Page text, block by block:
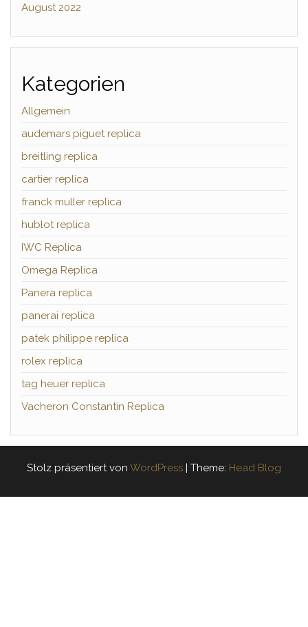
August 2022
Kategorien
Allgemein
audemars piguet replica
breitling replica
cartier replica
franck muller replica
hublot replica
IWC Replica
Omega Replica
Panera replica
panerai replica
patek philippe replica
rolex replica
tag heuer replica
Vacheron Constantin Replica
Stolz präsentiert von WordPress | Theme: Head Blog